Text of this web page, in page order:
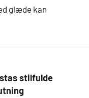
glæde kan
stilfulde